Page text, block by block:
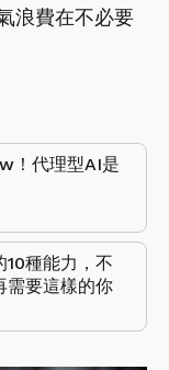
浪費在不必要
！代理型AI是
種能力，不
需要這樣的你